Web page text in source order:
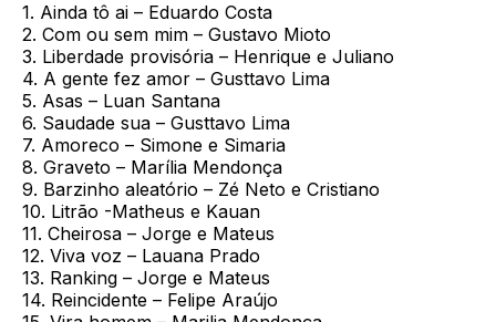
1. Ainda tô ai – Eduardo Costa
2. Com ou sem mim – Gustavo Mioto
3. Liberdade provisória – Henrique e Juliano
4. A gente fez amor – Gusttavo Lima
5. Asas – Luan Santana
6. Saudade sua – Gusttavo Lima
7. Amoreco – Simone e Simaria
8. Graveto – Marília Mendonça
9. Barzinho aleatório – Zé Neto e Cristiano
10. Litrão -Matheus e Kauan
11. Cheirosa – Jorge e Mateus
12. Viva voz – Lauana Prado
13. Ranking – Jorge e Mateus
14. Reincidente – Felipe Araújo